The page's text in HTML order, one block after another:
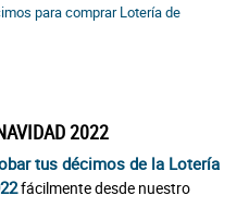
para comprar Lotería de
2022
tus décimos de la Lotería
fácilmente desde nuestro